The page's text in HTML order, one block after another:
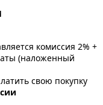
комиссия 2% +
(наложенный
свою покупку